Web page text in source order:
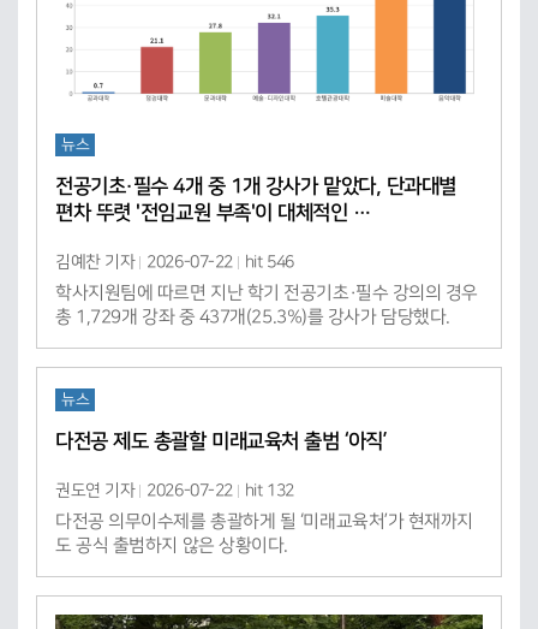
뉴스
전공기초·필수 4개 중 1개 강사가 맡았다, 단과대별
편차 뚜렷 '전임교원 부족'이 대체적인 …
김예찬 기자 2026-07-22
hit 546
학사지원팀에 따르면 지난 학기 전공기초·필수 강의의 경우
총 1,729개 강좌 중 437개(25.3%)를 강사가 담당했다.
뉴스
다전공 제도 총괄할 미래교육처 출범 ‘아직’
권도연 기자 2026-07-22
hit 132
다전공 의무이수제를 총괄하게 될 ‘미래교육처’가 현재까지
도 공식 출범하지 않은 상황이다.